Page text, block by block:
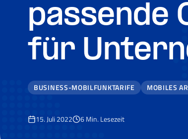
passende
für
BUSINESS-MOBILFUNKTARIFE MOBILES
15. Juli 2022 6Min. Lesezeit